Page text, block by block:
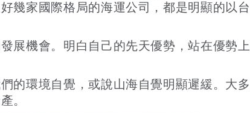
幾家國際格局的海運公司，都是明顯的以
展機會。明白自己的先天優勢，站在優勢
的環境自覺，或說山海自覺明顯遲緩。大
。